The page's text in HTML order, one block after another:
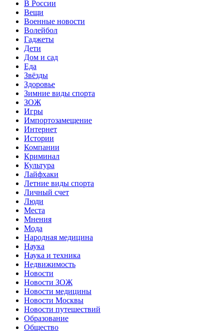
В России
Вещи
Военные новости
Волейбол
Гаджеты
Дети
Дом и сад
Еда
Звёзды
Здоровье
Зимние виды спорта
ЗОЖ
Игры
Импортозамещение
Интернет
Истории
Компании
Криминал
Культура
Лайфхаки
Летние виды спорта
Личный счет
Люди
Места
Мнения
Мода
Народная медицина
Наука
Наука и техника
Недвижимость
Новости
Новости ЗОЖ
Новости медицины
Новости Москвы
Новости путешествий
Образование
Общество